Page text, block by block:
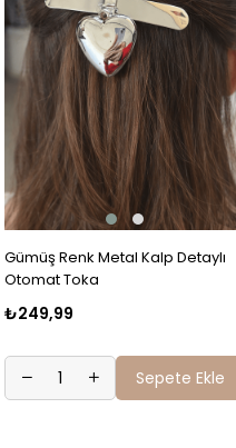
Gümüş Renk Metal Kalp Detaylı
Otomat Toka
₺249,99
Sepete Ekle